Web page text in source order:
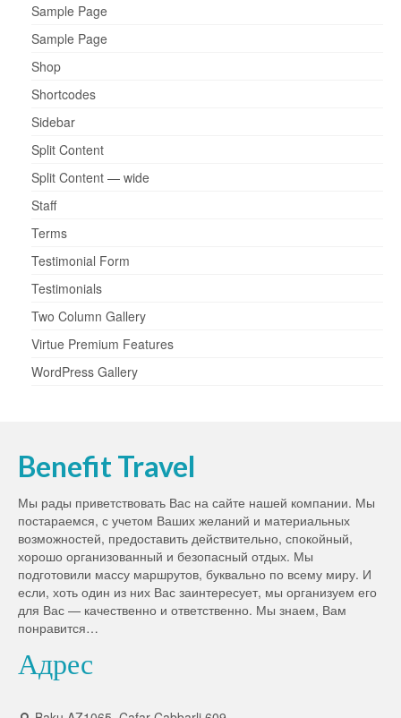
Sample Page
Sample Page
Shop
Shortcodes
Sidebar
Split Content
Split Content — wide
Staff
Terms
Testimonial Form
Testimonials
Two Column Gallery
Virtue Premium Features
WordPress Gallery
Benefit Travel
Мы рады приветствовать Вас на сайте нашей компании. Мы
постараемся, с учетом Ваших желаний и материальных
возможностей, предоставить действительно, спокойный,
хорошо организованный и безопасный отдых. Мы
подготовили массу маршрутов, буквально по всему миру. И
если, хоть один из них Вас заинтересует, мы организуем его
для Вас — качественно и ответственно. Мы знаем, Вам
понравится…
Адрес